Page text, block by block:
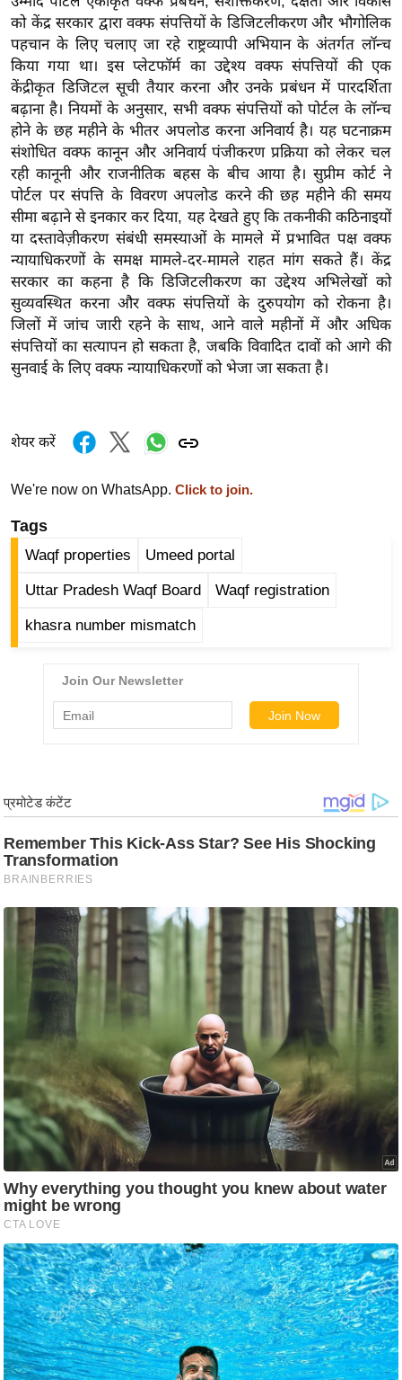
त्य
ज
ग
त
ऑ
टो
व
र्ल्ड
न्यू
ज
ब्री
फ
म
नो
रं
ज
ग
ली
वु
ली
क्षा
B
r
e
k
w
s
ला
इ
फ
स्टा
इ
ल
टे
क्नॉ
लॉ
जी
ब्यू
टी
को केंद्र सरकार द्वारा वक्फ संपत्तियों के डिजिटलीकरण और भौगोलिक
पहचान के लिए चलाए जा रहे राष्ट्रव्यापी अभियान के अंतर्गत लॉन्च
किया गया था। इस प्लेटफॉर्म का उद्देश्य वक्फ संपत्तियों की एक
केंद्रीकृत डिजिटल सूची तैयार करना और उनके प्रबंधन में पारदर्शिता
बढ़ाना है। नियमों के अनुसार, सभी वक्फ संपत्तियों को पोर्टल के लॉन्च
होने के छह महीने के भीतर अपलोड करना अनिवार्य है। यह घटनाक्रम
संशोधित वक्फ कानून और अनिवार्य पंजीकरण प्रक्रिया को लेकर चल
रही कानूनी और राजनीतिक बहस के बीच आया है। सुप्रीम कोर्ट ने
पोर्टल पर संपत्ति के विवरण अपलोड करने की छह महीने की समय
सीमा बढ़ाने से इनकार कर दिया, यह देखते हुए कि तकनीकी कठिनाइयों
या दस्तावेज़ीकरण संबंधी समस्याओं के मामले में प्रभावित पक्ष वक्फ
न्यायाधिकरणों के समक्ष मामले-दर-मामले राहत मांग सकते हैं। केंद्र
सरकार का कहना है कि डिजिटलीकरण का उद्देश्य अभिलेखों को
सुव्यवस्थित करना और वक्फ संपत्तियों के दुरुपयोग को रोकना है।
जिलों में जांच जारी रहने के साथ, आने वाले महीनों में और अधिक
संपत्तियों का सत्यापन हो सकता है, जबकि विवादित दावों को आगे की
सुनवाई के लिए वक्फ न्यायाधिकरणों को भेजा जा सकता है।
शेयर करें
We're now on WhatsApp. Click to join.
Tags
Waqf properties Umeed portal
Uttar Pradesh Waqf Board Waqf registration
khasra number mismatch